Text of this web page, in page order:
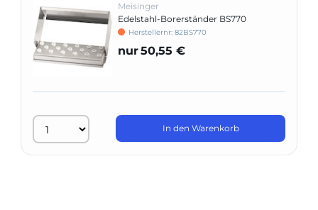
Meisinger
Edelstahl-Borerständer BS770
Herstellernr: 82BS770
nur50,55 €
In den Warenkorb